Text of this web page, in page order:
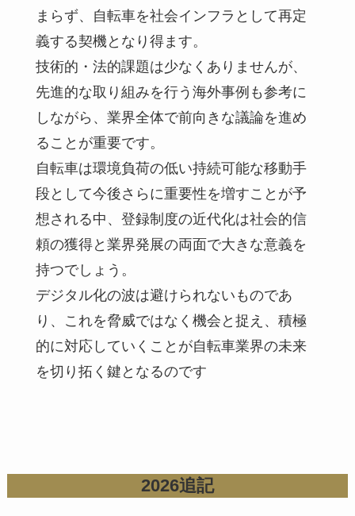
まらず、自転車を社会インフラとして再定
義する契機となり得ます。
技術的・法的課題は少なくありませんが、
先進的な取り組みを行う海外事例も参考に
しながら、業界全体で前向きな議論を進め
ることが重要です。
自転車は環境負荷の低い持続可能な移動手
段として今後さらに重要性を増すことが予
想される中、登録制度の近代化は社会的信
頼の獲得と業界発展の両面で大きな意義を
持つでしょう。
デジタル化の波は避けられないものであ
り、これを脅威ではなく機会と捉え、積極
的に対応していくことが自転車業界の未来
を切り拓く鍵となるのです
2026追記